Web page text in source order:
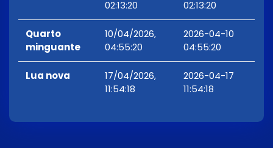
02:13:20
02:13:20
Quarto
minguante
10/04/2026,
04:55:20
2026-04-10
04:55:20
Lua nova
17/04/2026,
11:54:18
2026-04-17
11:54:18